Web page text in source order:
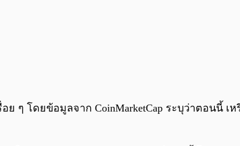
ๆ โดยข้อมูลจาก CoinMarketCap ระบุว่าตอนนี้